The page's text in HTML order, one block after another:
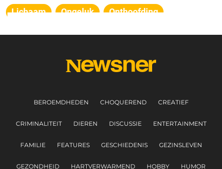
Lichaam Ongeluk Onthoofding
BEROEMDHEDEN CHOQUEREND CREATIEF
CRIMINALITEIT DIEREN DISCUSSIE ENTERTAINMENT
FAMILIE FEATURES GESCHIEDENIS GEZINSLEVEN
GEZONDHEID HARTVERWARMEND HOBBY HUMOR